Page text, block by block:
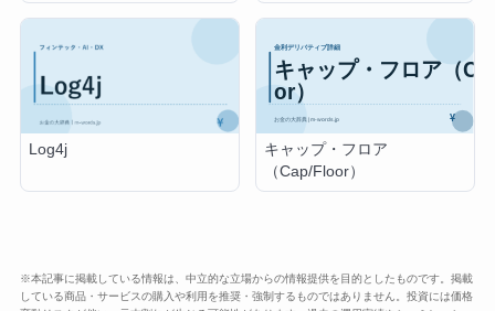
Log4j
キャップ・フロア
（Cap/Floor）
※本記事に掲載している情報は、中立的な立場からの情報提供を目的としたものです。掲載
している商品・サービスの購入や利用を推奨・強制するものではありません。投資には価格